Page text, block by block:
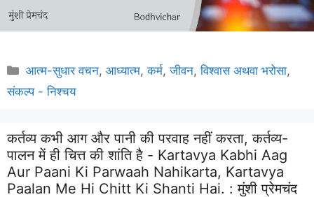
Categories
आत्म-सुधार वचन,आध्यात्म,कर्म,जीवन,विश्वास अथवा भरोसा,
संकल्प - निश्चय
कर्तव्य कभी आग और पानी की परवाह नहीं करता, कर्तव्य-
पालन में ही चित्त की शांति है - Kartavya Kabhi Aag
Aur Paani Ki Parwaah Nahikarta, Kartavya
Paalan Me Hi Chitt Ki Shanti Hai. :मुंशी प्रेमचंद